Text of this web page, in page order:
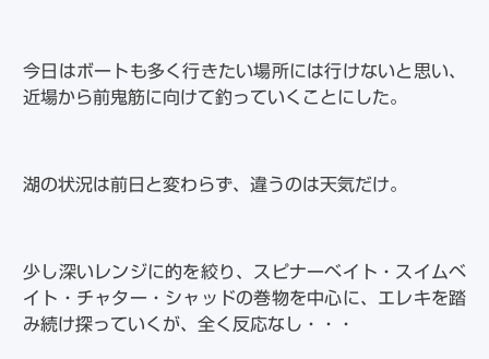
今日はボートも多く行きたい場所には行けないと思い、
近場から前鬼筋に向けて釣っていくことにした。
湖の状況は前日と変わらず、違うのは天気だけ。
少し深いレンジに的を絞り、スピナーベイト・スイムベ
イト・チャター・シャッドの巻物を中心に、エレキを踏
み続け探っていくが、全く反応なし・・・